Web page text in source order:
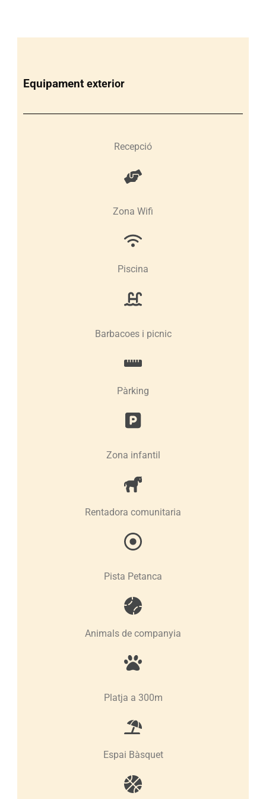
Equipament exterior
Recepció
Zona Wifi
Piscina
Barbacoes i picnic
Pàrking
Zona infantil
Rentadora comunitaria
Pista Petanca
Animals de companyia
Platja a 300m
Espai Bàsquet